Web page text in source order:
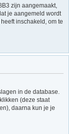
zijn aangemaakt,
je aangemeld wordt
inschakeld, om te
in de database.
(deze staat
daarna kun je je